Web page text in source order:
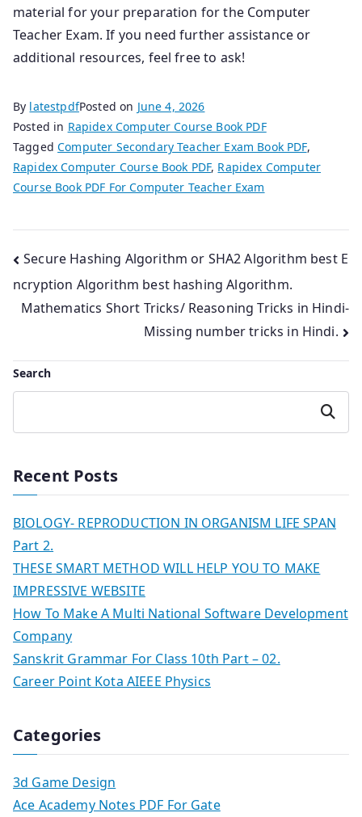
material for your preparation for the Computer
Teacher Exam. If you need further assistance or
additional resources, feel free to ask!
By latestpdfPosted on June 4, 2026
Posted in Rapidex Computer Course Book PDF
TaggedComputer Secondary Teacher Exam Book PDF,
Rapidex Computer Course Book PDF, Rapidex Computer
Course Book PDF For Computer Teacher Exam
Post
navigation
Secure Hashing Algorithm or SHA2 Algorithm best E
ncryption Algorithm best hashing Algorithm.
Mathematics Short Tricks/ Reasoning Tricks in Hindi-
Missing number tricks in Hindi.
Search
Search
Recent Posts
BIOLOGY- REPRODUCTION IN ORGANISM LIFE SPAN
Part 2.
THESE SMART METHOD WILL HELP YOU TO MAKE
IMPRESSIVE WEBSITE
How To Make A Multi National Software Development
Company
Sanskrit Grammar For Class 10th Part – 02.
Career Point Kota AIEEE Physics
Categories
3d Game Design
Ace Academy Notes PDF For Gate